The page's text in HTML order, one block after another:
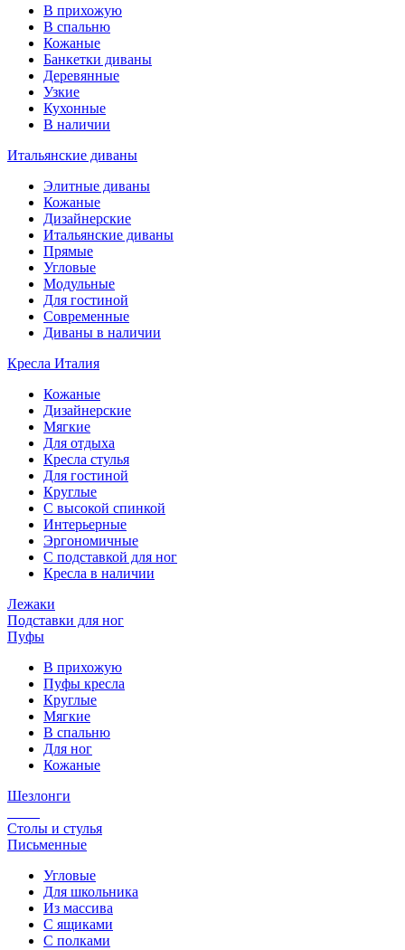
В прихожую
В спальню
Кожаные
Банкетки диваны
Деревянные
Узкие
Кухонные
В наличии
Итальянские диваны
Элитные диваны
Кожаные
Дизайнерские
Итальянские диваны
Прямые
Угловые
Модульные
Для гостиной
Современные
Диваны в наличии
Кресла Италия
Кожаные
Дизайнерские
Мягкие
Для отдыха
Кресла стулья
Для гостиной
Круглые
С высокой спинкой
Интерьерные
Эргономичные
С подставкой для ног
Кресла в наличии
Лежаки
Подставки для ног
Пуфы
В прихожую
Пуфы кресла
Круглые
Мягкие
В спальню
Для ног
Кожаные
Шезлонги
Столы и стулья
Письменные
Угловые
Для школьника
Из массива
С ящиками
С полками